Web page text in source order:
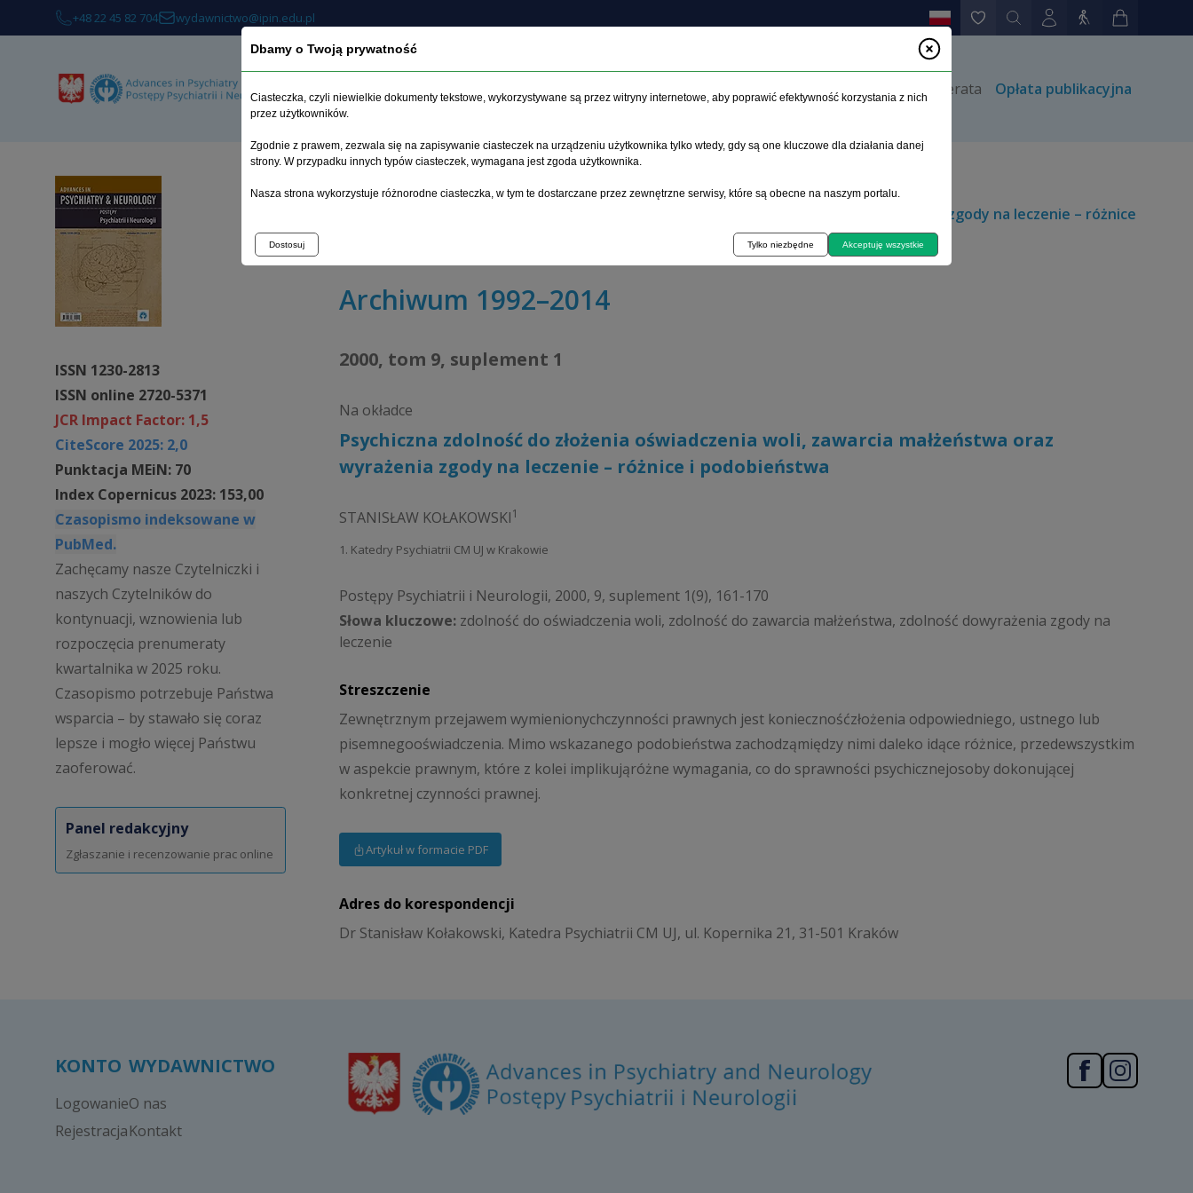
+48 22 45 82 704 wydawnictwo@ipin.edu.pl
O czasopiśmie Archiwum Etyka Instrukcja dla autorów Kontakt Prenumerata Opłata publikacyjna
ISSN 1230-2813
ISSN online 2720-5371
JCR Impact Factor: 1,5
CiteScore 2025: 2,0
Punktacja MEiN: 70
Index Copernicus 2023: 153,00
Czasopismo indeksowane w
PubMed.
Zachęcamy nasze Czytelniczki i
naszych Czytelników do
kontynuacji, wznowienia lub
rozpoczęcia prenumeraty
kwartalnika w 2025 roku.
Czasopismo potrzebuje Państwa
wsparcia – by stawało się coraz
lepsze i mogło więcej Państwu
zaoferować.
Panel redakcyjny
Zgłaszanie i recenzowanie prac online
Strona główna >Archiwum>suplement 1>
Psychiczna zdolność do złożenia oświadczenia woli, zawarcia małżeństwa oraz wyrażenia zgody na leczenie – różnice
Archiwum 1992–2014
2000, tom 9, suplement 1
Na okładce
Psychiczna zdolność do złożenia oświadczenia woli, zawarcia małżeństwa oraz
wyrażenia zgody na leczenie – różnice i podobieństwa
STANISŁAW KOŁAKOWSKI1
1. Katedry Psychiatrii CM UJ w Krakowie
Postępy Psychiatrii i Neurologii, 2000, 9, suplement 1(9), 161-170
Słowa kluczowe: zdolność do oświadczenia woli, zdolność do zawarcia małżeństwa, zdolność dowyrażenia zgody na
leczenie
Streszczenie
Zewnętrznym przejawem wymienionychczynności prawnych jest koniecznośćzłożenia odpowiedniego, ustnego lub
pisemnegooświadczenia. Mimo wskazanego podobieństwa zachodząmiędzy nimi daleko idące różnice, przedewszystkim
w aspekcie prawnym, które z kolei implikująróżne wymagania, co do sprawności psychicznejosoby dokonującej
konkretnej czynności prawnej.
Artykuł w formacie PDF
Adres do korespondencji
Dr Stanisław Kołakowski, Katedra Psychiatrii CM UJ, ul. Kopernika 21, 31-501 Kraków
KONTO
Logowanie
Rejestracja
WYDAWNICTWO
O nas
Kontakt
Dbamy o Twoją prywatność
Ciasteczka, czyli niewielkie dokumenty tekstowe, wykorzystywane są przez witryny internetowe, aby poprawić efektywność korzystania z nich
przez użytkowników.
Zgodnie z prawem, zezwala się na zapisywanie ciasteczek na urządzeniu użytkownika tylko wtedy, gdy są one kluczowe dla działania danej
strony. W przypadku innych typów ciasteczek, wymagana jest zgoda użytkownika.
Nasza strona wykorzystuje różnorodne ciasteczka, w tym te dostarczane przez zewnętrzne serwisy, które są obecne na naszym portalu.
Dostosuj Tylko niezbędne Akceptuję wszystkie